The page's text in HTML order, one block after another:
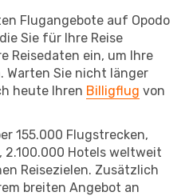
Flugangebote auf Opodo
Sie für Ihre Reise
Reisedaten ein, um Ihre
Warten Sie nicht länger
heute Ihren Billigflug von
155.000 Flugstrecken,
Hotels weltweit
Reisezielen. Zusätzlich
breiten Angebot an